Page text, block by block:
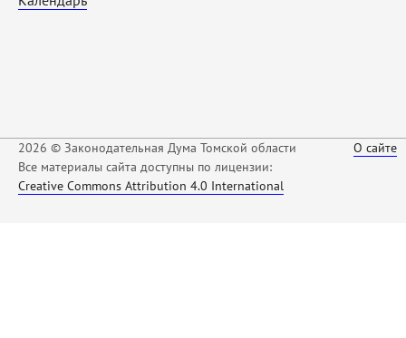
2026 © Законодательная Дума Томской области
Все материалы сайта доступны по лицензии:
Creative Commons Attribution 4.0 International
О сайте